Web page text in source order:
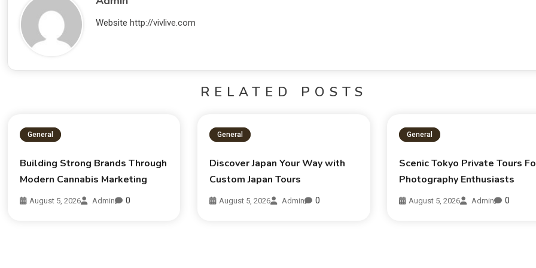
Website http://vivlive.com
RELATED POSTS
General
Building Strong Brands Through
Modern Cannabis Marketing
August 5, 2026 Admin 0
General
Discover Japan Your Way with
Custom Japan Tours
August 5, 2026 Admin 0
General
Scenic Tokyo Private Tours
Photography Enthusiasts
August 5, 2026 Admin 0